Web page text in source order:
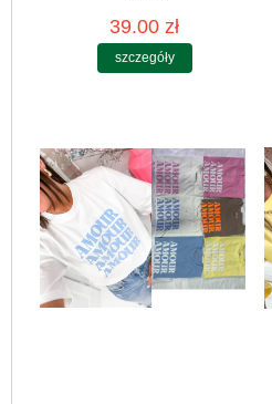
39.00 zł
szczegóły